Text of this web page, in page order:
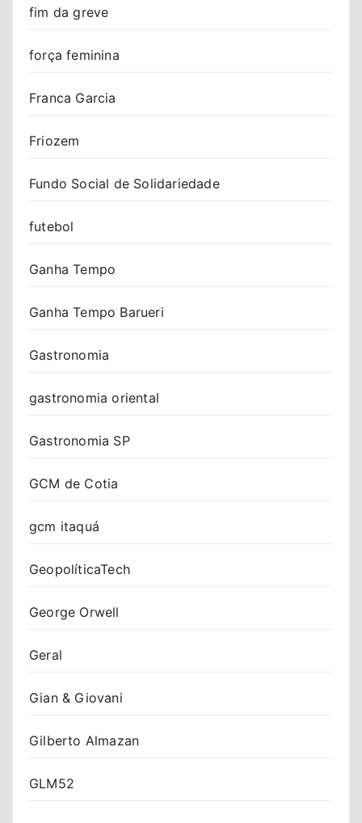
fim da greve
força feminina
Franca Garcia
Friozem
Fundo Social de Solidariedade
futebol
Ganha Tempo
Ganha Tempo Barueri
Gastronomia
gastronomia oriental
Gastronomia SP
GCM de Cotia
gcm itaquá
GeopolíticaTech
George Orwell
Geral
Gian & Giovani
Gilberto Almazan
GLM52